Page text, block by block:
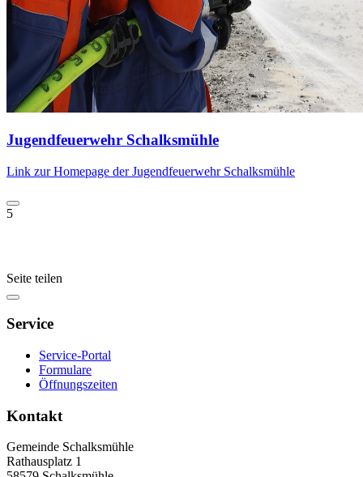
Jugendfeuerwehr Schalksmühle
Link zur Homepage der Jugendfeuerwehr Schalksmühle
5
Seite teilen
Service
Service-Portal
Formulare
Öffnungszeiten
Kontakt
Gemeinde Schalksmühle
Rathausplatz 1